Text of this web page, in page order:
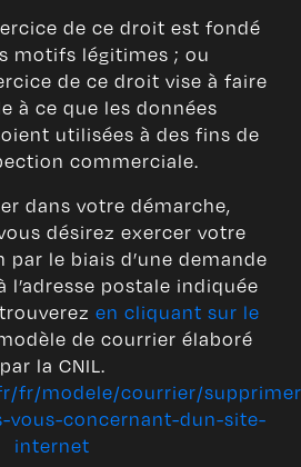
de ce droit est fondé
motifs légitimes ; ou
de ce droit vise à faire
à ce que les données
utilisées à des fins de
commerciale.
dans votre démarche,
désirez exercer votre
par le biais d’une demande
l’adresse postale indiquée
en cliquant sur le
de courrier élaboré
par la CNIL.
fr/modele/courrier/
vous-concernant-dun-site-
internet